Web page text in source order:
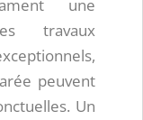
une
travaux
peuvent
Un